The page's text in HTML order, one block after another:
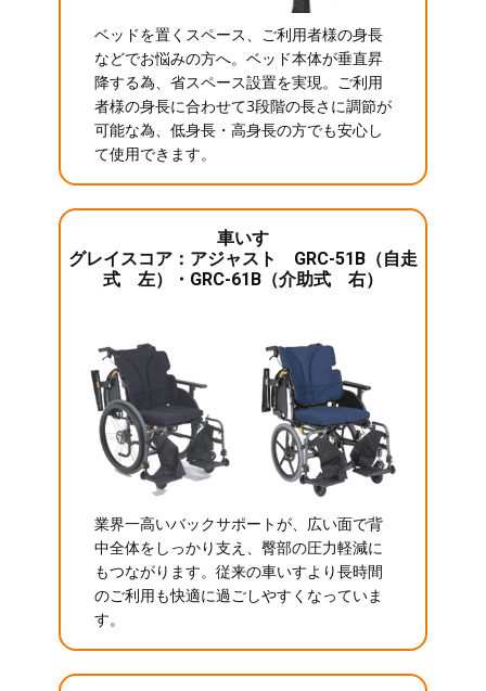
ベッドを置くスペース、ご利用者様の身長
などでお悩みの方へ。ベッド本体が垂直昇
降する為、省スペース設置を実現。ご利用
者様の身長に合わせて3段階の長さに調節が
可能な為、低身長・高身長の方でも安心し
て使用できます。
車いす
グレイスコア：アジャスト GRC-51B（自走
式 左）・GRC-61B（介助式 右）
業界一高いバックサポートが、広い面で背
中全体をしっかり支え、臀部の圧力軽減に
もつながります。従来の車いすより長時間
のご利用も快適に過ごしやすくなっていま
す。